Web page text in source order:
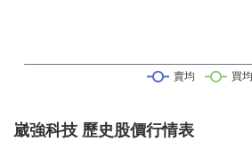
崴強科技 歷史股價行情表